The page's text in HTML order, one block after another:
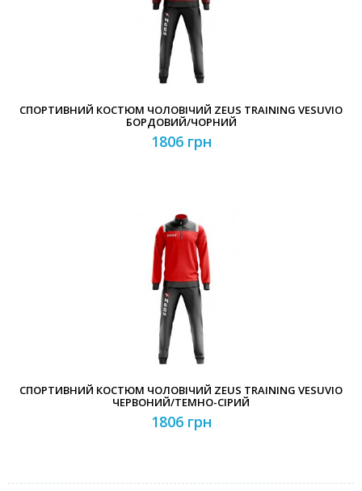
СПОРТИВНИЙ КОСТЮМ ЧОЛОВІЧИЙ ZEUS TRAINING VESUVIO
БОРДОВИЙ/ЧОРНИЙ
1806 грн
СПОРТИВНИЙ КОСТЮМ ЧОЛОВІЧИЙ ZEUS TRAINING VESUVIO
ЧЕРВОНИЙ/ТЕМНО-СІРИЙ
1806 грн